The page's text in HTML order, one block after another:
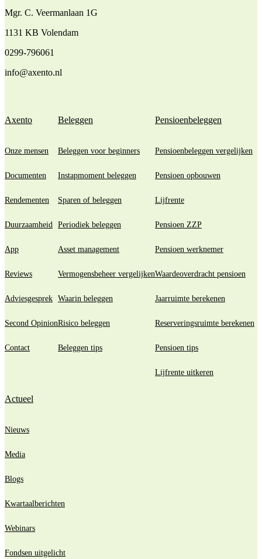
Mgr. C. Veermanlaan 1G
1131 KB Volendam
0299-796061
info@axento.nl
Axento
Onze mensen
Documenten
Rendementen
Duurzaamheid
App
Reviews
Adviesgesprek
Second Opinion
Contact
Beleggen
Beleggen voor beginners
Instapmoment beleggen
Sparen of beleggen
Periodiek beleggen
Asset management
Vermogensbeheer vergelijken
Waarin beleggen
Risico beleggen
Beleggen tips
Pensioenbeleggen
Pensioenbeleggen vergelijken
Pensioen opbouwen
Lijfrente
Pensioen ZZP
Pensioen werknemer
Waardeoverdracht pensioen
Jaarruimte berekenen
Reserveringsruimte berekenen
Pensioen tips
Lijfrente uitkeren
Actueel
Nieuws
Media
Blogs
Kwartaalberichten
Webinars
Fondsen uitgelicht